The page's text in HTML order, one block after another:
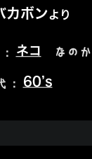
カボンより
ネコ なのか
： 60’s